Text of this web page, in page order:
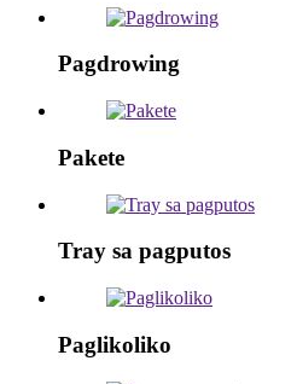
Pagdrowing
Pakete
Tray sa pagputos
Paglikoliko